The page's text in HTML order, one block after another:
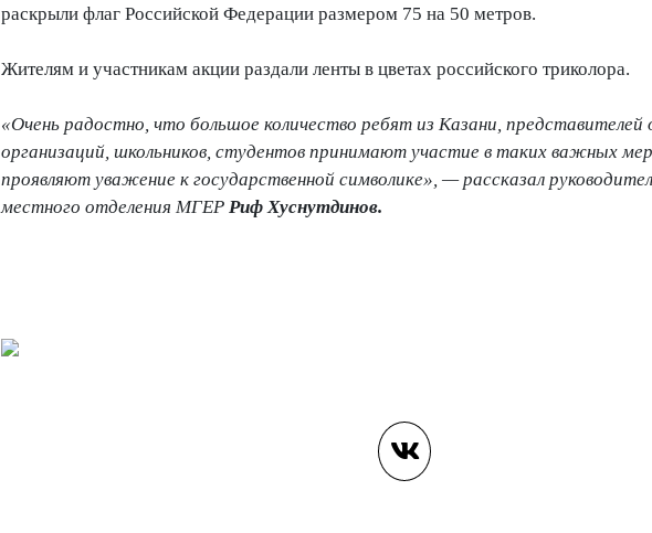
раскрыли флаг Российской Федерации размером 75 на 50 метров.
Жителям и участникам акции раздали ленты в цветах российского триколора.
«Очень радостно, что большое количество ребят из Казани,
организаций, школьников, студентов принимают участие в таких важных
проявляют уважение к государственной символике», — рассказал
местного отделения МГЕР Риф Хуснутдинов.